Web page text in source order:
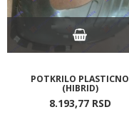
POTKRILO PLASTICNO
(HIBRID)
8.193,77 RSD